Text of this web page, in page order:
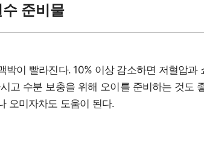
준비물
이 빨라진다. 10% 이상 감소하면 저혈압과
고 수분 보충을 위해 오이를 준비하는 것도
오미자차도 도움이 된다.